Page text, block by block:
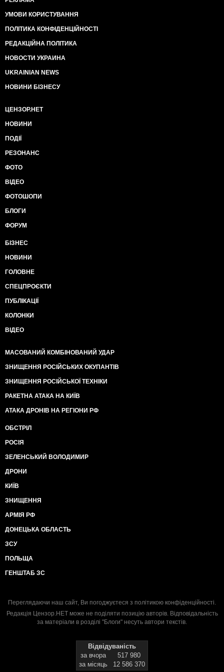
УМОВИ КОРИСТУВАННЯ
ПОЛІТИКА КОНФІДЕНЦІЙНОСТІ
РЕДАКЦІЙНА ПОЛІТИКА
НОВОСТИ УКРАИНА
UKRAINIAN NEWS
НОВИНИ БІЗНЕСУ
ЦЕНЗОР.НЕТ
НОВИНИ
ПОДІЇ
РЕЗОНАНС
ФОТО
ВІДЕО
ФОТОШОПИ
БЛОГИ
ФОРУМ
БІЗНЕС
НОВИНИ
ГОЛОВНЕ
СПЕЦПРОЄКТИ
ПУБЛІКАЦІЇ
КОЛОНКИ
ВІДЕО
МАСОВАНИЙ КОМБІНОВАНИЙ УДАР
ЗНИЩЕННЯ РОСІЙСЬКИХ ОКУПАНТІВ
ЗНИЩЕННЯ РОСІЙСЬКОЇ ТЕХНІКИ
РАКЕТНА АТАКА НА КИЇВ
АТАКА ДРОНІВ НА РЕГІОНИ РФ
ОБСТРІЛ
РОСІЯ
ЗЕЛЕНСЬКИЙ ВОЛОДИМИР
ДРОНИ
КИЇВ
ЗНИЩЕННЯ
АРМІЯ РФ
ДОНЕЦЬКА ОБЛАСТЬ
ЗСУ
ПОЛЬЩА
ГЕНШТАБ ЗС
Переглядаючи наш сайт, Ви погоджуєтеся з політикою конфіденційності.
Редакція Цензор.НЕТ може не поділяти позицію авторів. Відповідальність
за матеріали в розділі "Блоги" несуть автори текстів.
Відвідуваність
за вчора
517 980
за місяць
12 586 370